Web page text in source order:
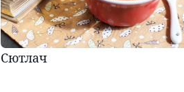
Сютлач